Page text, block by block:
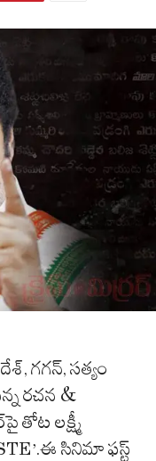
గగన్, సత్యం
రచన &
తోట లక్ష్మీ
సినిమా ఫస్ట్